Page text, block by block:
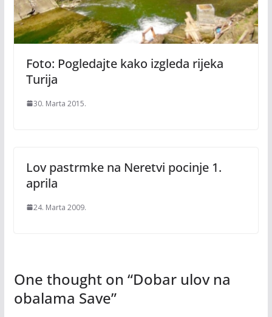
Foto: Pogledajte kako izgleda rijeka
Turija
30. Marta 2015.
Lov pastrmke na Neretvi pocinje 1.
aprila
24. Marta 2009.
One thought on “Dobar ulov na
obalama Save”